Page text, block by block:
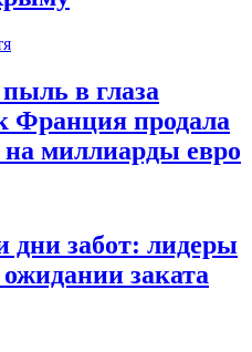
в глаза
Франция продала
на миллиарды евро
забот: лидеры
заката